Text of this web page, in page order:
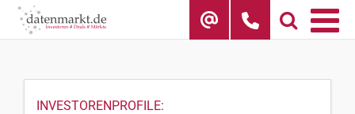
Skip
INVESTORENPROFILE: